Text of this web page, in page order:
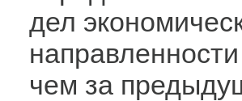
дел
чем за